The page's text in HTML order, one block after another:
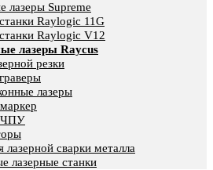
лазеры Supreme
Raylogic 11G
Raylogic V12
лазеры Raycus
резки
лазеры
ЧПУ
лазерной сварки металла
лазерные станки